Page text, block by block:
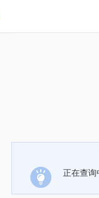
正在查询